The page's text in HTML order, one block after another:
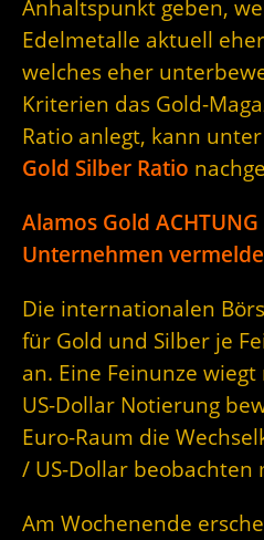
Anhaltspunkt geben,
Edelmetalle aktuell
welches eher
Kriterien das Gold-
Ratio anlegt, kann unter
Gold Silber Ratio
Alamos Gold
Unternehmen
Die internationalen
für Gold und Silber je
an. Eine Feinunze
US-Dollar Notierung
Euro-Raum die
/ US-Dollar beobachten
Am Wochenende